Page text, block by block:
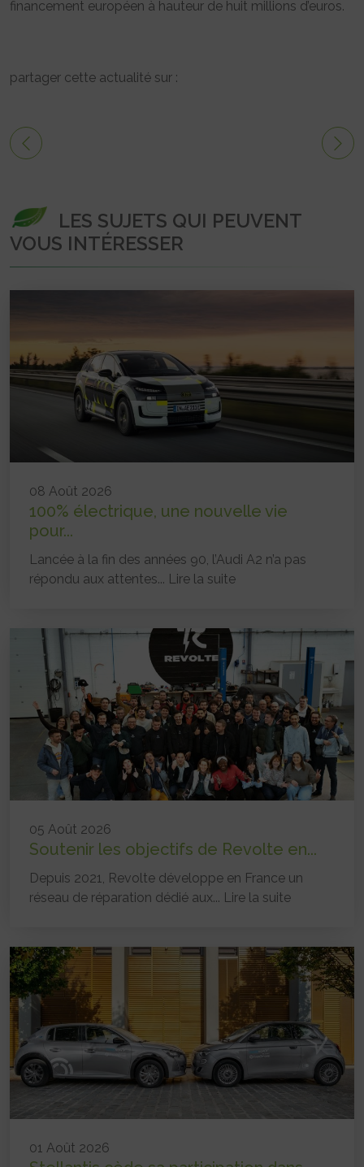
financement européen à hauteur de huit millions d’euros.
partager cette actualité sur :
LES SUJETS QUI PEUVENT
VOUS INTÉRESSER
08 Août 2026
100% électrique, une nouvelle vie
pour...
Lancée à la fin des années 90, l’Audi A2 n’a pas
répondu aux attentes... Lire la suite
05 Août 2026
Soutenir les objectifs de Revolte en...
Depuis 2021, Revolte développe en France un
réseau de réparation dédié aux... Lire la suite
01 Août 2026